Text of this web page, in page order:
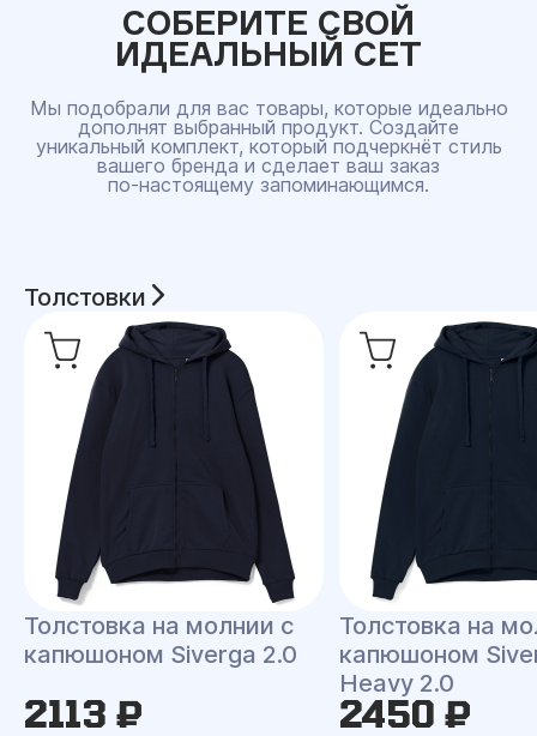
СОБЕРИТЕ СВОЙ
ИДЕАЛЬНЫЙ СЕТ
Мы подобрали для вас товары, которые идеально
дополнят выбранный продукт. Создайте
уникальный комплект, который подчеркнёт стиль
вашего бренда и сделает ваш заказ
по‑настоящему запоминающимся.
Толстовки
Толстовка на молнии с
капюшоном Siverga 2.0
2113 ₽
Толстовка на
капюшоном
Heavy 2.0
2450 ₽